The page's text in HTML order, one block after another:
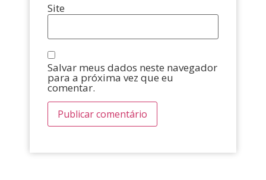
Site
Salvar meus dados neste navegador
para a próxima vez que eu
comentar.